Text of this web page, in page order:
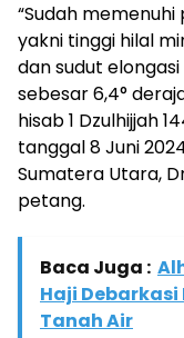
“Sudah
yakni tinggi hilal
dan sudut
sebesar 6,4°
hisab 1 Dzulhijjah
tanggal 8 Juni
Sumatera Utara,
petang.
Baca Juga :
Haji Debarkasi
Tanah Air